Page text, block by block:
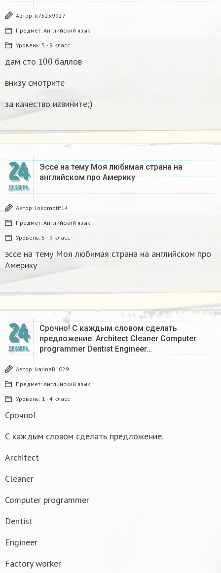
Автор: k75259927
Предмет: Английский язык
Уровень: 5 - 9 класс
дам сто 100 баллов
внизу смотрите
за качество иzвините;)
24
ДЕКАБРЬ
Эссе на тему Моя любимая страна на
английском про Америку​
Автор: lokomotif14
Предмет: Английский язык
Уровень: 5 - 9 класс
эссе на тему Моя любимая страна на английском про
Америку​
24
ДЕКАБРЬ
Срочно! С каждым словом сделать
предложение. Architect Cleaner Computer
programmer Dentist Engineer…
Автор: karinaB1029
Предмет: Английский язык
Уровень: 1 - 4 класс
Срочно!
С каждым словом сделать предложение.
Architect
Cleaner
Computer programmer
Dentist
Engineer
Factory worker